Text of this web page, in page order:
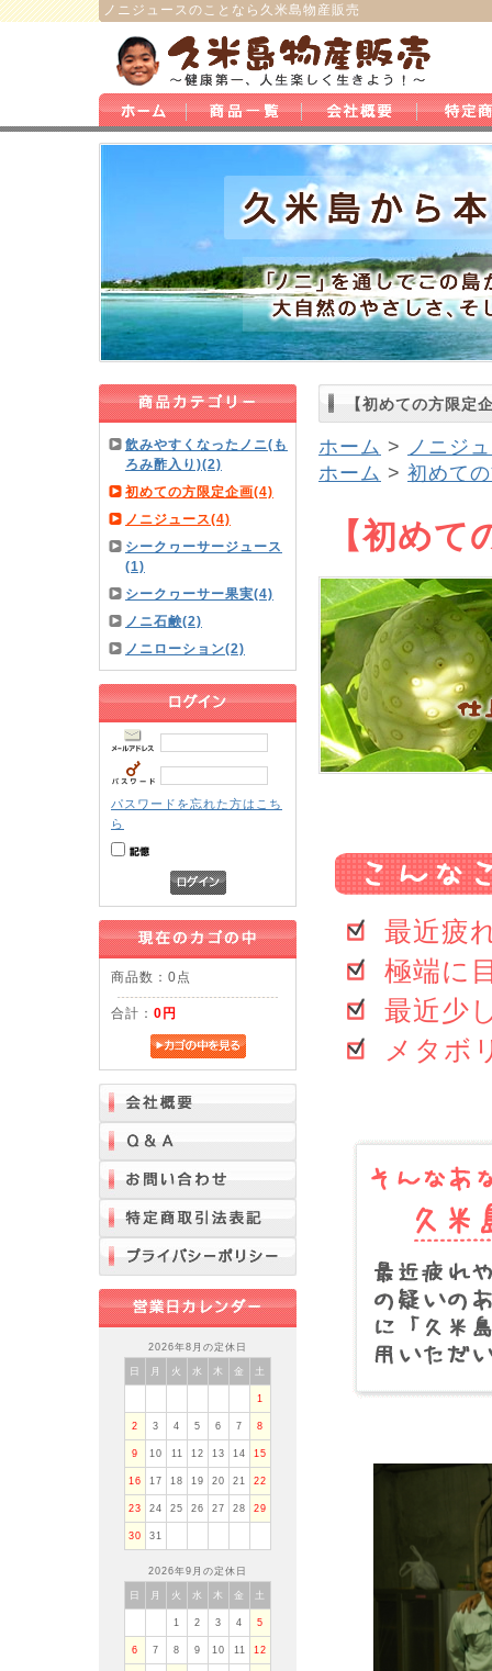
ノニジュース のことなら 久米島物産販売
【初めての方限
ホーム > ノニジ
ホーム > 初めて
【初め
最近疲
極端に
最近少
メタボ
飲みやすくなったノニ(も
ろみ酢入り)(2)
初めての方限定企画(4)
ノニジュース(4)
シークヮーサージュース
(1)
シークヮーサー果実(4)
ノニ石鹸(2)
ノニローション(2)
パスワードを忘れた方はこち
ら
商品数：0点
合計： 0円
2026年8月の定休日
日 月 火 水 木 金 土
1
2 3 4 5 6 7 8
9 10 11 12 13 14 15
16 17 18 19 20 21 22
23 24 25 26 27 28 29
30 31
2026年9月の定休日
日 月 火 水 木 金 土
1 2 3 4 5
6 7 8 9 10 11 12